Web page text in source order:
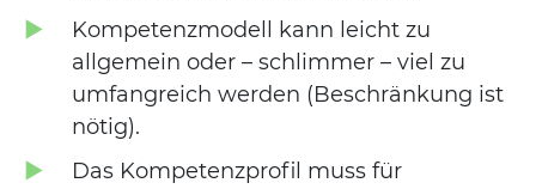
Kompetenzmodell kann leicht zu
allgemein oder – schlimmer – viel zu
umfangreich werden (Beschränkung ist
nötig).
Das Kompetenzprofil muss für